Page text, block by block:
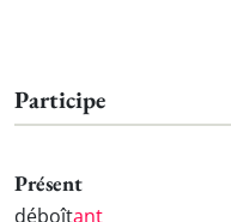
Participe
Présent
déboîtant